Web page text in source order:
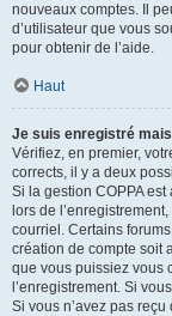
nouveaux comptes. Il
d’utilisateur que vous
pour obtenir de l’aide.
Haut
Je suis enregistré
Vérifiez, en premier,
corrects, il y a deux
Si la gestion COPPA
lors de
courriel. Certains
création de compte soit
que vous puissiez vous
l’enregistrement. Si
Si vous n’avez pas